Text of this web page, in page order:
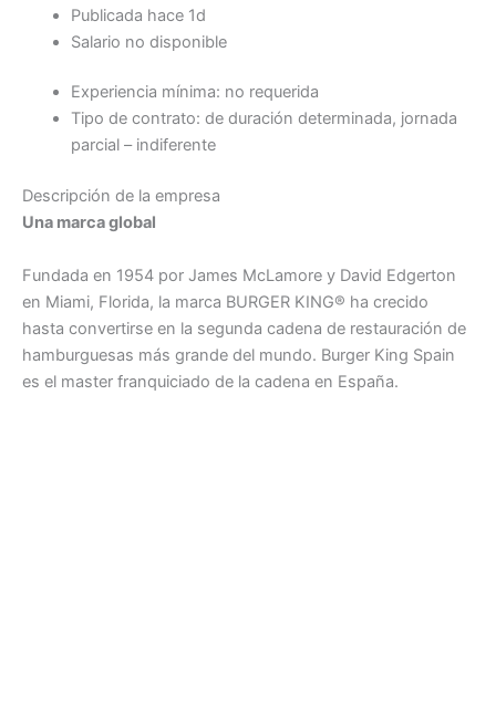
Publicada hace 1d
Salario no disponible
Experiencia mínima: no requerida
Tipo de contrato: de duración determinada, jornada
parcial – indiferente
Descripción de la empresa
Una marca global
Fundada en 1954 por James McLamore y David Edgerton
en Miami, Florida, la marca BURGER KING® ha crecido
hasta convertirse en la segunda cadena de restauración de
hamburguesas más grande del mundo. Burger King Spain
es el master franquiciado de la cadena en España.